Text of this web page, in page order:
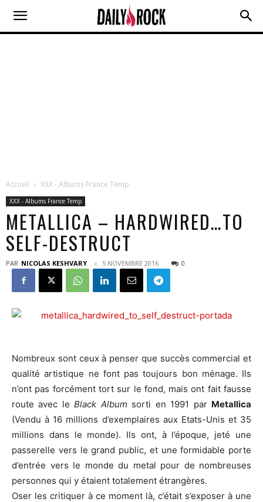
Accueil XXX - Albums France Temp
XXX - Albums France Temp
METALLICA – HARDWIRED…TO
SELF-DESTRUCT
PAR NICOLAS KESHVARY 5 NOVEMBRE 2016 0
Nombreux sont ceux à penser que succès commercial et
qualité artistique ne font pas toujours bon ménage. Ils
n’ont pas forcément tort sur le fond, mais ont fait fausse
route avec leBlack Albumsorti en 1991 par Metallica
(Vendu à 16 millions d’exemplaires aux Etats-Unis et 35
millions dans le monde). Ils ont, à l’époque, jeté une
passerelle vers le grand public, et une formidable porte
d’entrée vers le monde du metal pour de nombreuses
personnes qui y étaient totalement étrangères.
Oser les critiquer à ce moment là, c’était s’exposer à une